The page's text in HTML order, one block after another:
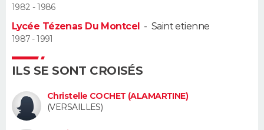
Alimentation
Guide de la santé
Maladies
Médicaments
Sommeil
VOYAGE
PHOTO
BONS PLANS
1982 - 1986
Lycée Tézenas Du Montcel - Saint etienne
1987 - 1991
ILS SE SONT CROISÉS
Christelle COCHET (ALAMARTINE)
(VERSAILLES)